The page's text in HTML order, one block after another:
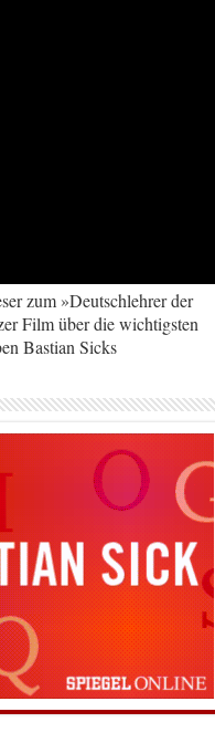
zum »Deutschlehrer der
Film über die wichtigsten
Bastian Sicks